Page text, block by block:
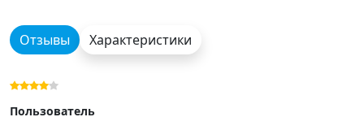
Отзывы Характеристики
Пользователь